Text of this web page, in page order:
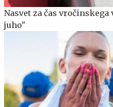
Nasvet za čas vročinskega
juho"